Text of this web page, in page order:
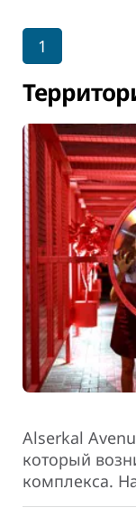
1
Alserkal
который
комплекса.